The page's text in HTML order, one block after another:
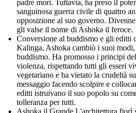
padre morì. Tuttavia, ha preso il
sanguinosa guerra civile di quattro
opposizione al suo governo.
gli valse il nome di Ashoka il feroce.
Conversione al buddismo e gli editti
Kalinga, Ashoka cambiò i suoi
buddismo. Ha promosso i principi
violenza, rispettando tutti gli esseri
vegetariano e ha vietato la crudeltà
messaggio facendo scolpire e
editti istruivano il suo popolo su
tolleranza per tutti.
Ashoka il Grande L'architettura